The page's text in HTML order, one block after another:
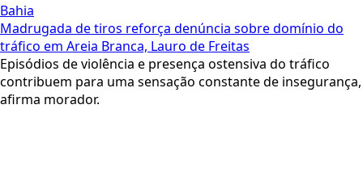
Bahia
Madrugada de tiros reforça denúncia sobre domínio do
tráfico em Areia Branca, Lauro de Freitas
Episódios de violência e presença ostensiva do tráfico
contribuem para uma sensação constante de insegurança,
afirma morador.